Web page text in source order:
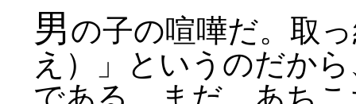
男の子の喧嘩だ。取
え）」というのだか
である。まだ、あち